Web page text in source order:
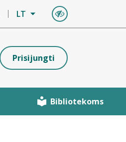
LT
Prisijungti
Bibliotekoms